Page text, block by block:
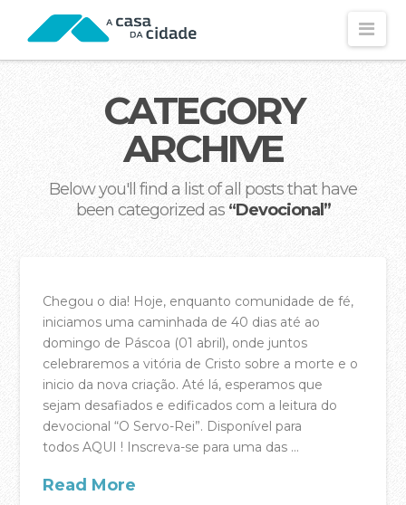
Visão e Missão
Os Nossos Valores
Os Nossos Propósitos
O Nossos Estatutos
As Nossas Contas (2025)
As Nossas Contas (2024)
Política de Privacidade
Equipa Pastoral
CATEGORY
ARCHIVE
Below you'll find a list of all posts that have
been categorized as “Devocional”
Chegou o dia! Hoje, enquanto comunidade de fé,
iniciamos uma caminhada de 40 dias até ao
domingo de Páscoa (01 abril), onde juntos
celebraremos a vitória de Cristo sobre a morte e o
inicio da nova criação. Até lá, esperamos que
sejam desafiados e edificados com a leitura do
devocional “O Servo-Rei”. Disponível para
todos AQUI ! Inscreva-se para uma das …
Read More